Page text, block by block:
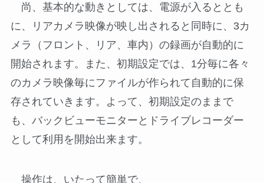
尚、基本的な動きとしては、電源が入るととも
に、リアカメラ映像が映し出されると同時に、3カ
メラ（フロント、リア、車内）の録画が自動的に
開始されます。また、初期設定では、1分毎に各々
のカメラ映像毎にファイルが作られて自動的に保
存されていきます。よって、初期設定のままで
も、バックビューモニターとドライブレコーダー
として利用を開始出来ます。
操作は、いたって簡単で、